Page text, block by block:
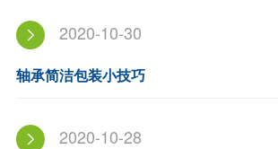
2020-10-30
轴承简洁包装小技巧
2020-10-28